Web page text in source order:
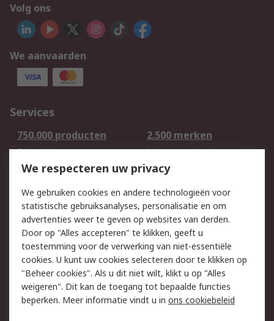
Volg ons
We aanvaarden
Services
750.000 producten
2.500 merken
Bestellen
Inkoopoplossingen
Retouren
Technisch advies
Track & Trace
Wettelijk
Cookiebeleid
Email veiligheid
Privacybeleid -
Bijgewerkt
Websitevoorwaarden
Algemene
verkoopvoorwaarden
We respecteren uw privacy
We gebruiken cookies en andere technologieën voor
statistische gebruiksanalyses, personalisatie en om
advertenties weer te geven op websites van derden.
Door op "Alles accepteren" te klikken, geeft u
toestemming voor de verwerking van niet-essentiële
cookies. U kunt uw cookies selecteren door te klikken op
"Beheer cookies". Als u dit niet wilt, klikt u op "Alles
weigeren". Dit kan de toegang tot bepaalde functies
beperken. Meer informatie vindt u in ons cookiebeleid